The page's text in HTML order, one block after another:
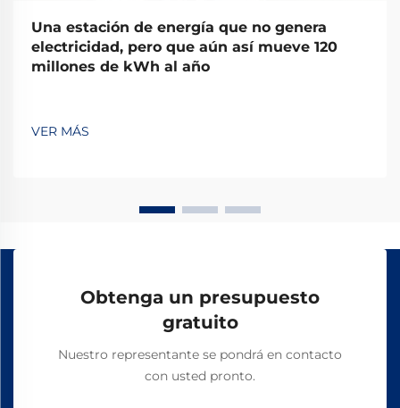
Una estación de energía que no genera
electricidad, pero que aún así mueve 120
millones de kWh al año
VER MÁS
Obtenga un presupuesto
gratuito
Nuestro representante se pondrá en contacto
con usted pronto.